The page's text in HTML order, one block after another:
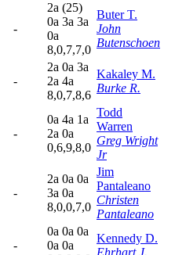
-
2a (25)
0a 3a 3a
0a
8,0,7,7,0
Buter T.
John
Butenschoen
-
2a 0a 3a
2a 4a
8,0,7,8,6
Kakaley M.
Burke R.
-
0a 4a 1a
2a 0a
0,6,9,8,0
Todd
Warren
Greg Wright
Jr
-
2a 0a 0a
3a 0a
8,0,0,7,0
Jim
Pantaleano
Christen
Pantaleano
-
0a 0a 0a
0a 0a
Kennedy D.
Ehrhart J.